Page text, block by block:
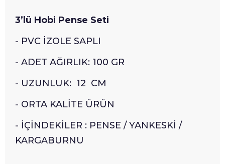
3’lü Hobi Pense Seti
- PVC İZOLE SAPLI
- ADET AĞIRLIK: 100 GR
- UZUNLUK: 12 CM
- ORTA KALİTE ÜRÜN
- İÇİNDEKİLER : PENSE / YANKESKİ /
KARGABURNU